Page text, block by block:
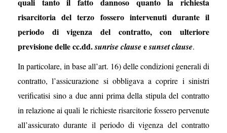
risarcitoria del terzo fossero intervenuti durante il
periodo di vigenza del contratto, con ulteriore
previsione delle cc.dd.sunrise clauseesunset clause.
In particolare, in base all’art. 16) delle condizioni generali di
contratto, l’assicurazione si obbligava a coprire i sinistri
verificatisi sino a due anni prima della stipula del contratto
in relazione ai quali le richieste risarcitorie fossero pervenute
all’assicurato durante il periodo di vigenza del contratto